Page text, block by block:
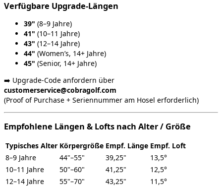
Verfügbare Upgrade‑Längen
39" (8–9 Jahre)
41" (10–11 Jahre)
43" (12–14 Jahre)
44" (Women’s, 14+ Jahre)
45" (Senior, 14+ Jahre)
➡️ Upgrade‑Code anfordern über
customerservice@cobragolf.com
(Proof of Purchase + Seriennummer am Hosel erforderlich)
Empfohlene Längen & Lofts nach Alter / Größe
Typisches Alter Körpergröße Empf. Länge Empf. Loft
8–9 Jahre
44"–55" 39,25"
13,5°
10–11 Jahre
50"–60" 41,25"
12,5°
12–14 Jahre
55"–70" 43,25" 11,5°